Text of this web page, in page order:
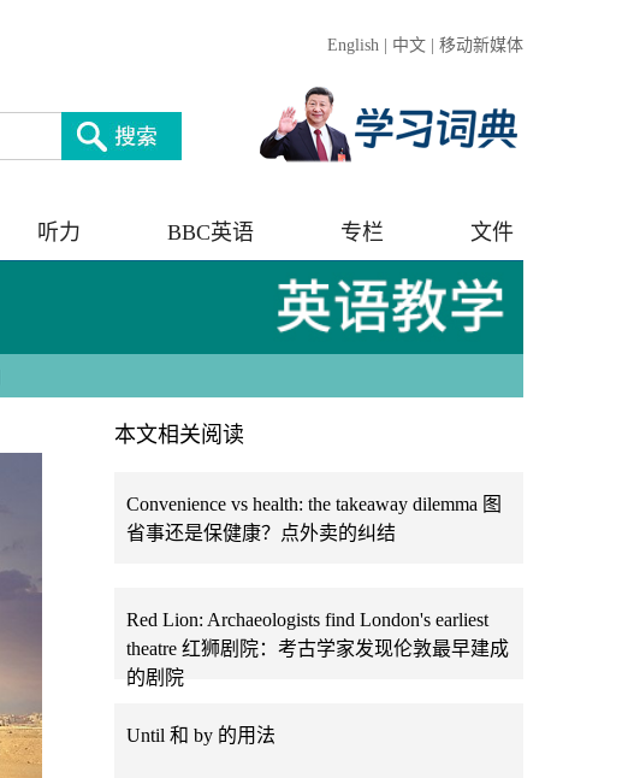
English 中文 移动新媒体
听力 BBC英语 专栏 文件
本文相关阅读
Convenience vs health: the takeaway dilemma 图
省事还是保健康？点外卖的纠结
Red Lion: Archaeologists find London's earliest
theatre 红狮剧院：考古学家发现伦敦最早建成
的剧院
Until 和 by 的用法